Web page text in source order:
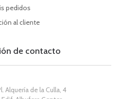
pedidos
al cliente
de contacto
Alquería de la Culla, 4